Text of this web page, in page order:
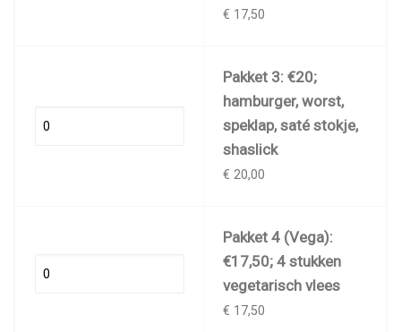
€ 17,50
Pakket 3: €20;
hamburger, worst,
speklap, saté stokje,
shaslick
€ 20,00
Pakket 4 (Vega):
€17,50; 4 stukken
vegetarisch vlees
€ 17,50